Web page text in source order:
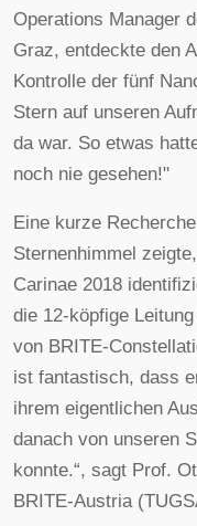
Operations Manager
Graz, entdeckte den
Kontrolle der fünf
Stern auf unseren
da war. So etwas
noch nie gesehen!"
Eine kurze
Sternenhimmel
Carinae 2018
die 12-köpfige
von BRITE-
ist fantastisch, dass
ihrem eigentlichen
danach von unseren
konnte.“, sagt Prof.
BRITE-Austria